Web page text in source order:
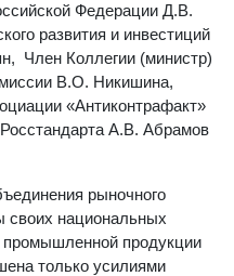
Федерации Д.В.
развития и инвестиций
Член Коллегии (министр)
В.О. Никишина,
«Антиконтрафакт»
А.В. Абрамов
рыночного
своих национальных
промышленной продукции
только усилиями